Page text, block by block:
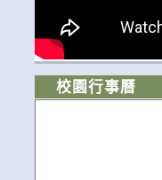
校園行事曆